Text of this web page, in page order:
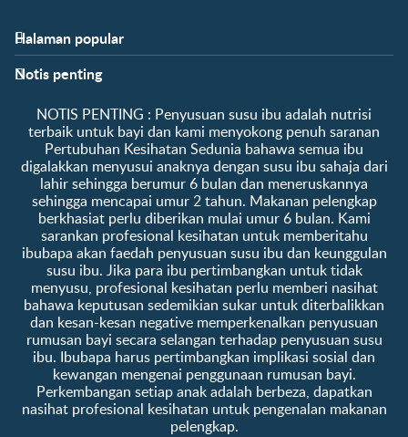
Halaman popular
Bantuan
Soalan Lazim
Hubungi kami
Tentang kami
Info kelab
Ke log masuk / daftar
Sampel percuma
Notis penting
​NOTIS PENTING :​ Penyusuan susu ibu adalah nutrisi
terbaik untuk bayi dan kami menyokong penuh saranan
Pertubuhan Kesihatan Sedunia bahawa semua ibu
digalakkan menyusui anaknya dengan susu ibu sahaja dari
lahir sehingga berumur 6 bulan dan meneruskannya
sehingga mencapai umur 2 tahun. Makanan pelengkap
berkhasiat perlu diberikan mulai umur 6 bulan. Kami
sarankan profesional kesihatan untuk memberitahu
ibubapa akan faedah penyusuan susu ibu dan keunggulan
susu ibu. Jika para ibu pertimbangkan untuk tidak
menyusu, profesional kesihatan perlu memberi nasihat
bahawa keputusan sedemikian sukar untuk diterbalikkan
dan kesan-kesan negative memperkenalkan penyusuan
rumusan bayi secara selangan terhadap penyusuan susu
ibu. Ibubapa harus pertimbangkan implikasi sosial dan
kewangan mengenai penggunaan rumusan bayi.
Perkembangan setiap anak adalah berbeza, dapatkan
nasihat profesional kesihatan untuk pengenalan makanan
pelengkap.